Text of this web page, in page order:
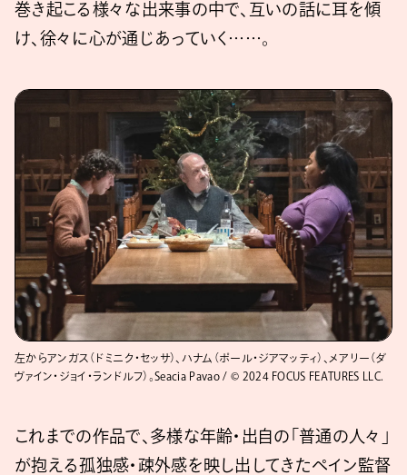
巻き起こる様々な出来事の中で、互いの話に耳を傾
け、徐々に心が通じあっていく……。
左からアンガス（ドミニク・セッサ）、ハナム（ポール・ジアマッティ）、メアリー（ダ
ヴァイン・ジョイ・ランドルフ）。Seacia Pavao / © 2024 FOCUS FEATURES LLC.
これまでの作品で、多様な年齢・出自の「普通の人々」
が抱える孤独感・疎外感を映し出してきたペイン監督